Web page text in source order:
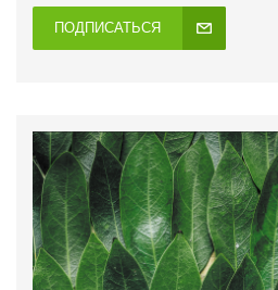
ПОДПИСАТЬСЯ